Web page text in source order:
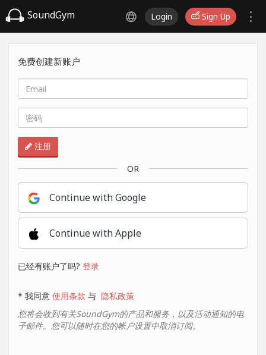
SoundGym Login Sign Up
免费创建新账户
注册
OR
Continue with Google
Continue with Apple
已经有账户了吗? 登录
* 我同意 使用条款 与 隐私政策
您将会收到有关SoundGym的产品和服务，以及活动通知的电
子邮件。您可以随时在您的帐户设置中取消订阅。